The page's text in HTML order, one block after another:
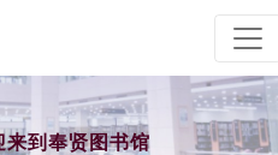
来到奉贤图书馆